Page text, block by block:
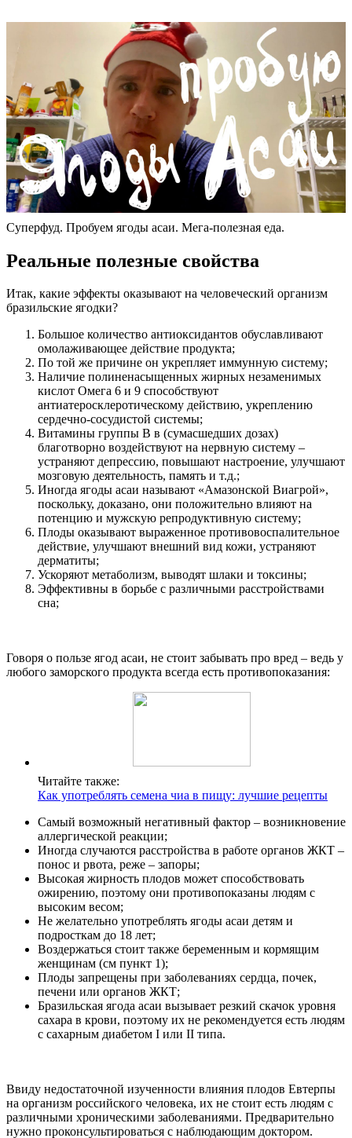
Суперфуд. Пробуем ягоды асаи. Мега-полезная еда.
Реальные полезные свойства
Итак, какие эффекты оказывают на человеческий организм
бразильские ягодки?
Большое количество антиоксидантов обуславливают
омолаживающее действие продукта;
По той же причине он укрепляет иммунную систему;
Наличие полиненасыщенных жирных незаменимых
кислот Омега 6 и 9 способствуют
антиатеросклеротическому действию, укреплению
сердечно-сосудистой системы;
Витамины группы B в (сумасшедших дозах)
благотворно воздействуют на нервную систему –
устраняют депрессию, повышают настроение, улучшают
мозговую деятельность, память и т.д.;
Иногда ягоды асаи называют «Амазонской Виагрой»,
поскольку, доказано, они положительно влияют на
потенцию и мужскую репродуктивную систему;
Плоды оказывают выраженное противовоспалительное
действие, улучшают внешний вид кожи, устраняют
дерматиты;
Ускоряют метаболизм, выводят шлаки и токсины;
Эффективны в борьбе с различными расстройствами
сна;
Говоря о пользе ягод асаи, не стоит забывать про вред – ведь у
любого заморского продукта всегда есть противопоказания:
Читайте также:
Как употреблять семена чиа в пищу: лучшие рецепты
Самый возможный негативный фактор – возникновение
аллергической реакции;
Иногда случаются расстройства в работе органов ЖКТ –
понос и рвота, реже – запоры;
Высокая жирность плодов может способствовать
ожирению, поэтому они противопоказаны людям с
высоким весом;
Не желательно употреблять ягоды асаи детям и
подросткам до 18 лет;
Воздержаться стоит также беременным и кормящим
женщинам (см пункт 1);
Плоды запрещены при заболеваниях сердца, почек,
печени или органов ЖКТ;
Бразильская ягода асаи вызывает резкий скачок уровня
сахара в крови, поэтому их не рекомендуется есть людям
с сахарным диабетом I или II типа.
Ввиду недостаточной изученности влияния плодов Евтерпы
на организм российского человека, их не стоит есть людям с
различными хроническими заболеваниями. Предварительно
нужно проконсультироваться с наблюдающим доктором.